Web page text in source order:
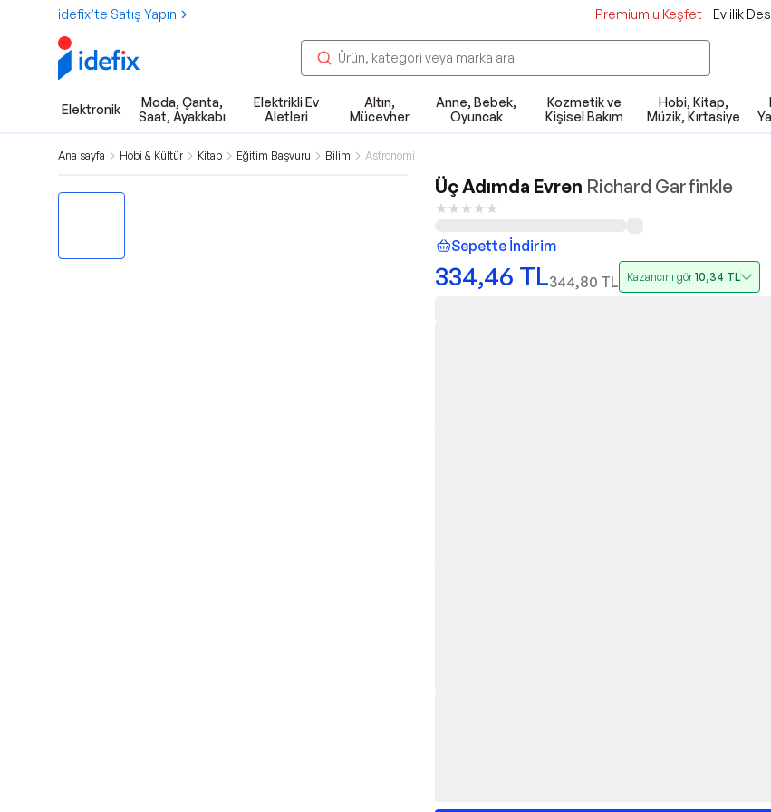
idefix’te Satış Yapın Premium'u Keşfet Evlilik
Elektronik
Moda, Çanta,
Saat, Ayakkabı
Elektrikli Ev
Aletleri
Altın,
Mücevher
Anne, Bebek,
Oyuncak
Kozmetik ve
Kişisel Bakım
Hobi, Kitap,
Müzik, Kırtasiye
Ana sayfa Hobi & Kültür Kitap Eğitim Başvuru Bilim Astronomi
Üç Adımda Evren Richard Garfinkle
Sepette İndirim
334,46 TL344,80 TL Kazancını gör10,34 TL